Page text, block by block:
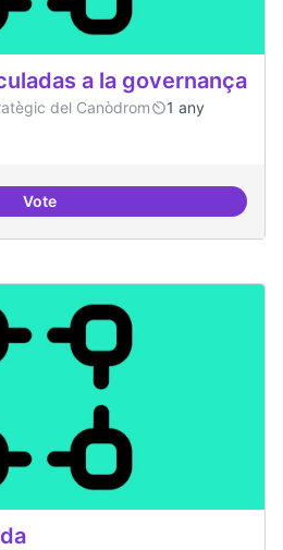
a la governança
del Canòdrom
1 any
VoteActividades vinculadas a la